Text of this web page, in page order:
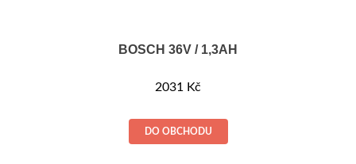
BOSCH 36V / 1,3AH
2031 Kč
DO OBCHODU